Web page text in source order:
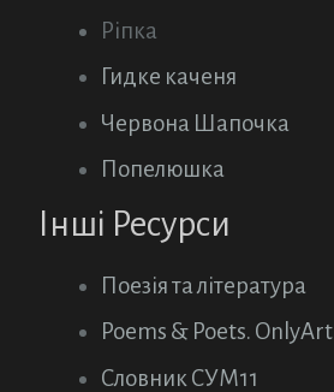
Ріпка
Гидке каченя
Червона Шапочка
Попелюшка
Інші Ресурси
Поезія та література
Poems & Poets. OnlyArt
Словник СУМ11